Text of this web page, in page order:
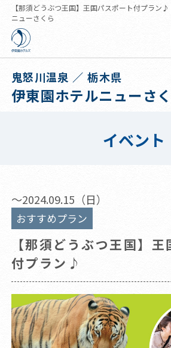
【那須どうぶつ王国】王国パスポート付プラン
ニューさくら
鬼怒川温泉 ／ 栃木県
伊東園ホテルニューさ
イベント
～2024.09.15（日）
おすすめプラン
【那須どうぶつ王国】
付プラン♪